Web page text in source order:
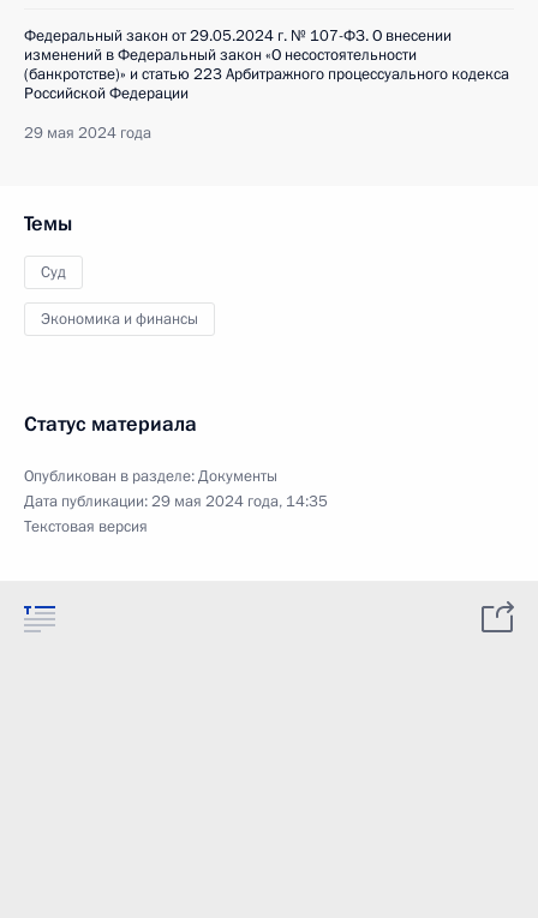
Федеральный закон от 29.05.2024 г. № 107-ФЗ. О внесении
изменений в Федеральный закон «О несостоятельности
(банкротстве)» и статью 223 Арбитражного процессуального кодекса
Российской Федерации
29 мая 2024 года
Темы
Суд
Экономика и финансы
Статус материала
Опубликован в разделе:Документы
Дата публикации:29 мая 2024 года, 14:35
Текстовая версия